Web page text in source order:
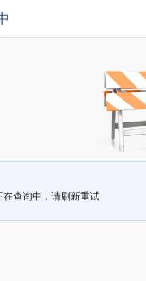
在查询中，请刷新重试